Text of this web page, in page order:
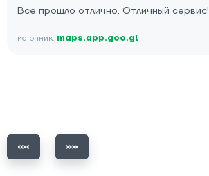
Все прошло отлично. Отличный сервис!
источник: maps.app.goo.gl